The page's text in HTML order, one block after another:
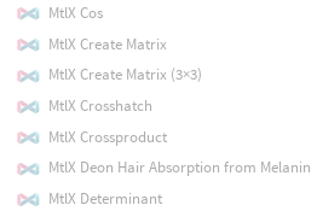
MtlX Cos
MtlX Create Matrix
MtlX Create Matrix (3×3)
MtlX Crosshatch
MtlX Crossproduct
MtlX Deon Hair Absorption from Melanin
MtlX Determinant